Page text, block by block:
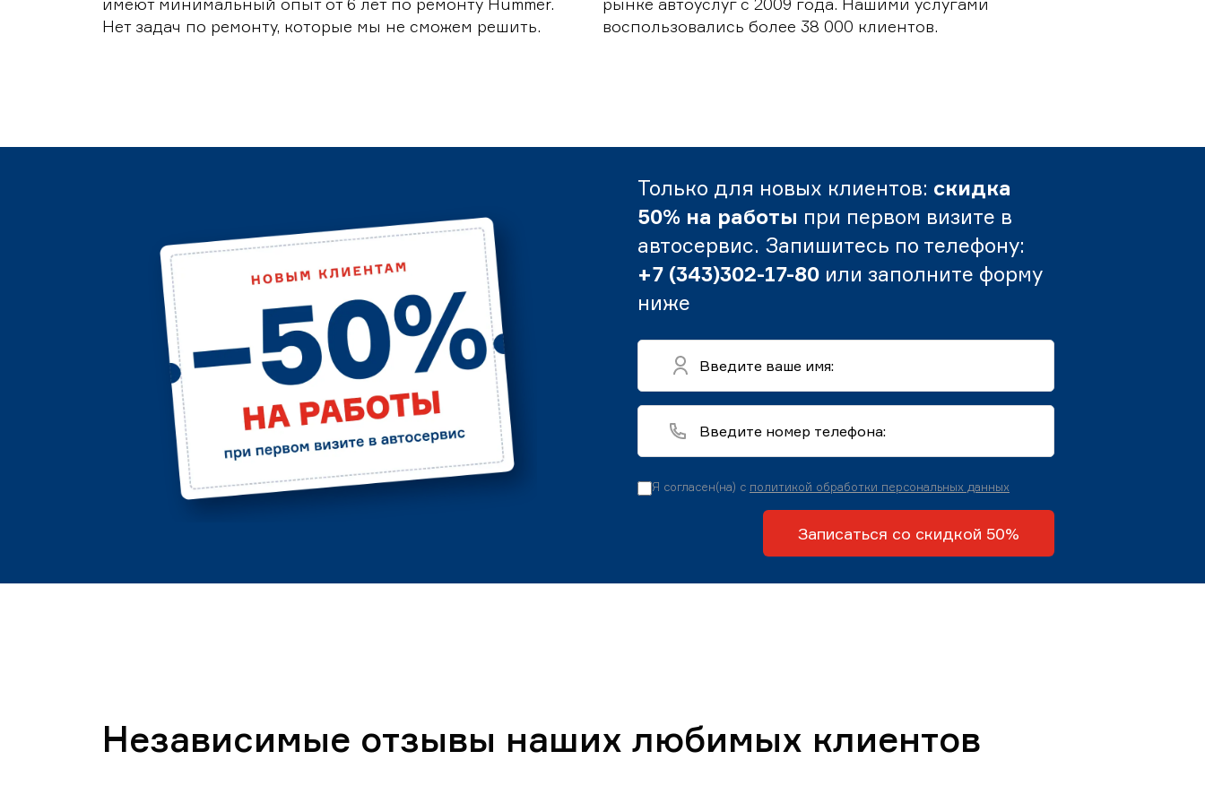
Нет задач по ремонту, которые мы не сможем решить.
воспользовались более 38 000 клиентов.
Только для новых клиентов: скидка
50% на работы при первом визите в
автосервис. Запишитесь по телефону:
+7 (343)302-17-80 или заполните форму
ниже
Я согласен(на) с политикой обработки персональных данных
Записаться со скидкой 50%
Независимые отзывы наших любимых клиентов